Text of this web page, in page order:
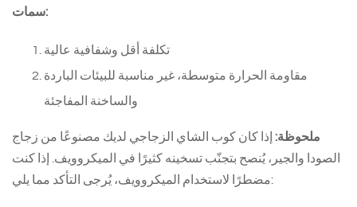
سمات:
تكلفة أقل وشفافية عالية
مقاومة الحرارة متوسطة، غير مناسبة للبيئات الباردة
والساخنة المفاجئة
ملحوظة: إذا كان كوب الشاي الزجاجي لديك مصنوعًا من زجاج
الصودا والجير، يُنصح بتجنّب تسخينه كثيرًا في الميكروويف. إذا كنت
مضطرًا لاستخدام الميكروويف، يُرجى التأكد مما يلي: